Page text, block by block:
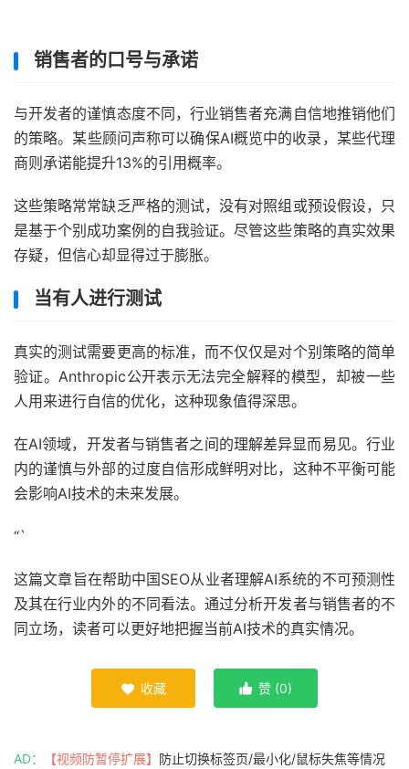
销售者的口号与承诺
与开发者的谨慎态度不同，行业销售者充满自信地推销他们
的策略。某些顾问声称可以确保AI概览中的收录，某些代理
商则承诺能提升13%的引用概率。
这些策略常常缺乏严格的测试，没有对照组或预设假设，只
是基于个别成功案例的自我验证。尽管这些策略的真实效果
存疑，但信心却显得过于膨胀。
当有人进行测试
真实的测试需要更高的标准，而不仅仅是对个别策略的简单
验证。Anthropic公开表示无法完全解释的模型，却被一些
人用来进行自信的优化，这种现象值得深思。
在AI领域，开发者与销售者之间的理解差异显而易见。行业
内的谨慎与外部的过度自信形成鲜明对比，这种不平衡可能
会影响AI技术的未来发展。
“`
这篇文章旨在帮助中国SEO从业者理解AI系统的不可预测性
及其在行业内外的不同看法。通过分析开发者与销售者的不
同立场，读者可以更好地把握当前AI技术的真实情况。
 收藏  赞 (0)
AD： 【视频防暂停扩展】 防止切换标签页/最小化/鼠标失焦等情况